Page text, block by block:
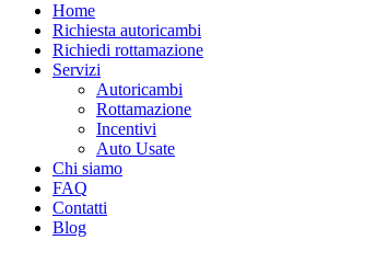
Home
Richiesta autoricambi
Richiedi rottamazione
Servizi
Autoricambi
Rottamazione
Incentivi
Auto Usate
Chi siamo
FAQ
Contatti
Blog